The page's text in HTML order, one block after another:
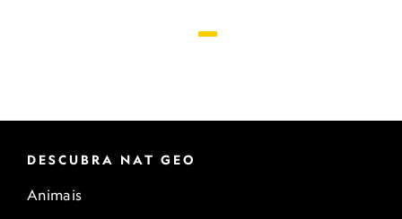
DESCUBRA NAT GEO
Animais